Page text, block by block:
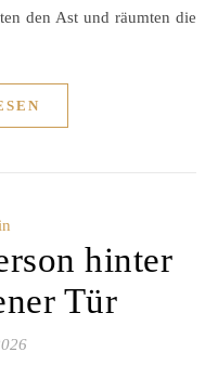
den Ast und räumten die
hinter
Tür